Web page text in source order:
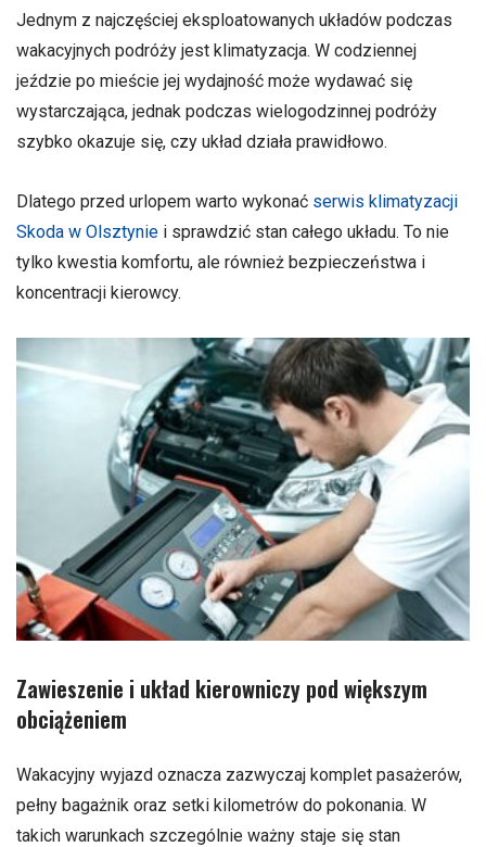
Jednym z najczęściej eksploatowanych układów podczas
wakacyjnych podróży jest klimatyzacja. W codziennej
jeździe po mieście jej wydajność może wydawać się
wystarczająca, jednak podczas wielogodzinnej podróży
szybko okazuje się, czy układ działa prawidłowo.
Dlatego przed urlopem warto wykonać serwis klimatyzacji
Skoda w Olsztynie i sprawdzić stan całego układu. To nie
tylko kwestia komfortu, ale również bezpieczeństwa i
koncentracji kierowcy.
Zawieszenie i układ kierowniczy pod większym
obciążeniem
Wakacyjny wyjazd oznacza zazwyczaj komplet pasażerów,
pełny bagażnik oraz setki kilometrów do pokonania. W
takich warunkach szczególnie ważny staje się stan